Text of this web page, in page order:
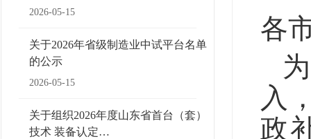
2026-05-15
关于2026年省级制造业中试平台名单
的公示
2026-05-15
关于组织2026年度山东省首台（套）
技术 装备认定…
各
入
政